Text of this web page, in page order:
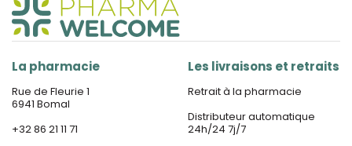
La pharmacie
Rue de Fleurie 1
6941 Bomal
+32 86 21 11 71
Les livraisons et retraits
Retrait à la pharmacie
Distributeur automatique
24h/24 7j/7